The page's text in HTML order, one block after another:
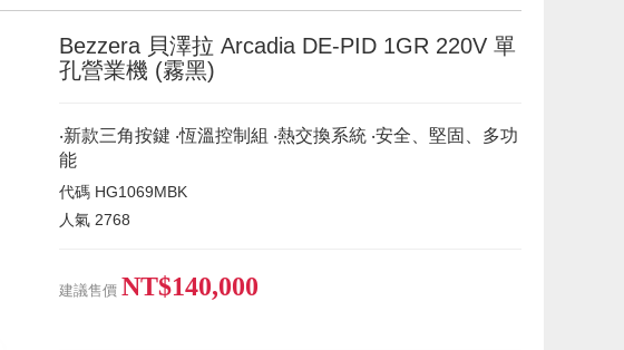
Bezzera 貝澤拉 Arcadia DE-PID 1GR 220V 單
孔營業機 (霧黑)
‧新款三角按鍵 ‧恆溫控制組 ‧熱交換系統 ‧安全、堅固、多功
能
代碼 HG1069MBK
人氣 2768
建議售價 NT$140,000